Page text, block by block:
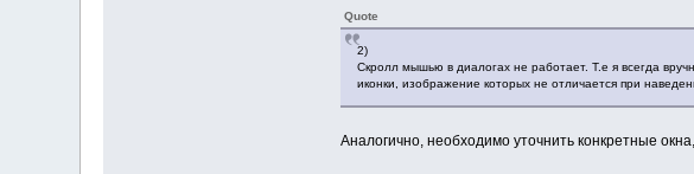
Quote
2)
Скролл мышью в диалогах не работает. Т.е я всегда
иконки, изображение которых не отличается при
Аналогично, необходимо уточнить конкретные